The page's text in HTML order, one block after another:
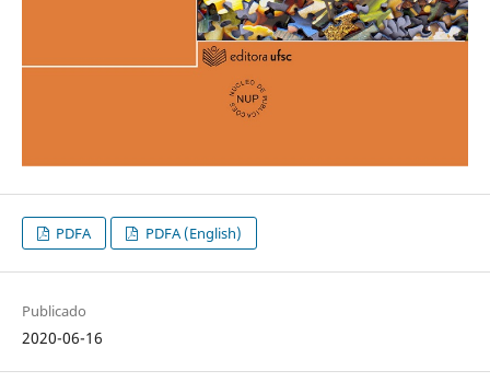
PDFA PDFA (English)
Publicado
2020-06-16